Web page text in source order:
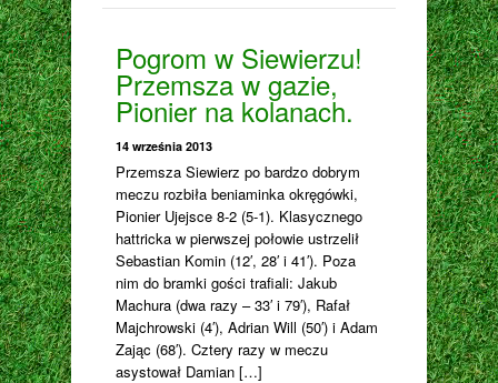
Pogrom w Siewierzu!
Przemsza w gazie,
Pionier na kolanach.
14 września 2013
Przemsza Siewierz po bardzo dobrym
meczu rozbiła beniaminka okręgówki,
Pionier Ujejsce 8-2 (5-1). Klasycznego
hattricka w pierwszej połowie ustrzelił
Sebastian Komin (12′, 28′ i 41′). Poza
nim do bramki gości trafiali: Jakub
Machura (dwa razy – 33′ i 79′), Rafał
Majchrowski (4′), Adrian Will (50′) i Adam
Zając (68′). Cztery razy w meczu
asystował Damian […]